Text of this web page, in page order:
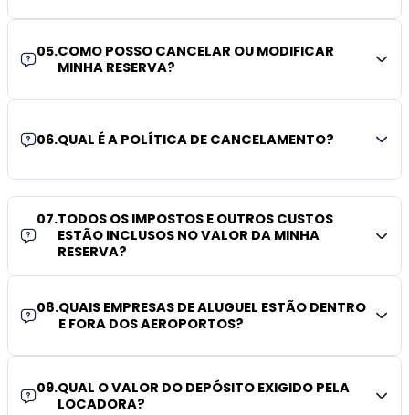
05.COMO POSSO CANCELAR OU MODIFICAR
MINHA RESERVA?
06.QUAL É A POLÍTICA DE CANCELAMENTO?
07.TODOS OS IMPOSTOS E OUTROS CUSTOS
ESTÃO INCLUSOS NO VALOR DA MINHA
RESERVA?
08.QUAIS EMPRESAS DE ALUGUEL ESTÃO DENTRO
E FORA DOS AEROPORTOS?
09.QUAL O VALOR DO DEPÓSITO EXIGIDO PELA
LOCADORA?